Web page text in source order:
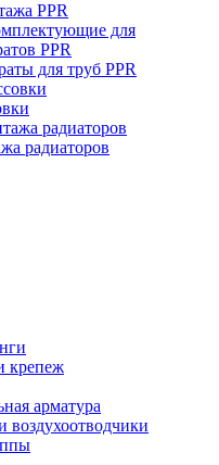
PPR
для
PPR
для труб PPR
радиаторов
крепеж
арматура
воздухоотводчики